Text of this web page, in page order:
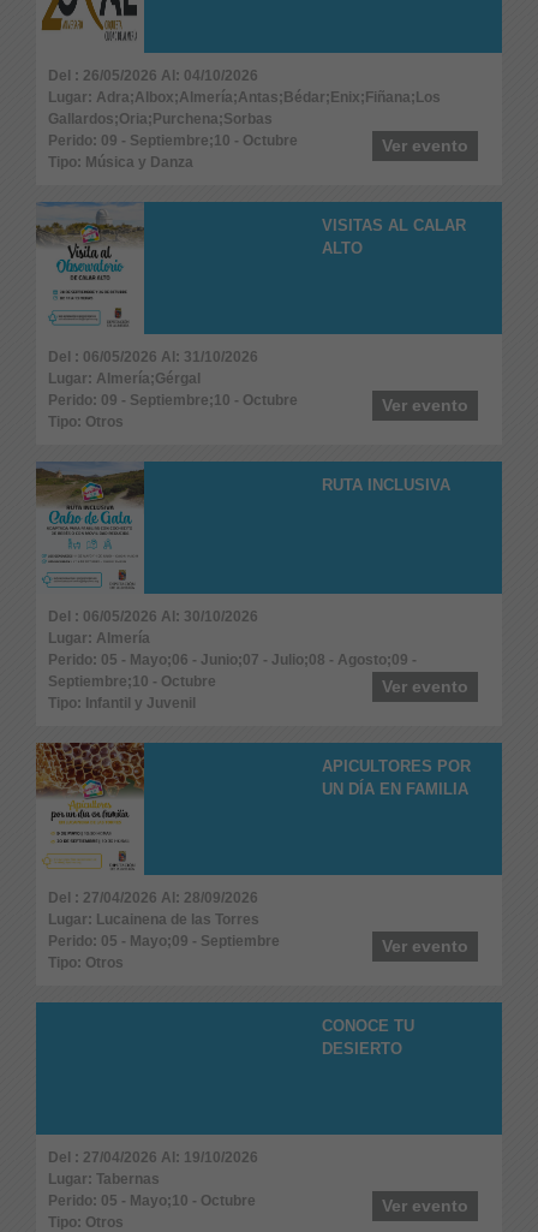
Del : 26/05/2026 Al: 04/10/2026
Lugar: Adra;Albox;Almería;Antas;Bédar;Enix;Fiñana;Los
Gallardos;Oria;Purchena;Sorbas
Perido: 09 - Septiembre;10 - Octubre
Tipo: Música y Danza
Ver evento
VISITAS AL CALAR
ALTO
Del : 06/05/2026 Al: 31/10/2026
Lugar: Almería;Gérgal
Perido: 09 - Septiembre;10 - Octubre
Tipo: Otros
Ver evento
RUTA INCLUSIVA
Del : 06/05/2026 Al: 30/10/2026
Lugar: Almería
Perido: 05 - Mayo;06 - Junio;07 - Julio;08 - Agosto;09 -
Septiembre;10 - Octubre
Tipo: Infantil y Juvenil
Ver evento
APICULTORES POR
UN DÍA EN FAMILIA
Del : 27/04/2026 Al: 28/09/2026
Lugar: Lucainena de las Torres
Perido: 05 - Mayo;09 - Septiembre
Tipo: Otros
Ver evento
CONOCE TU
DESIERTO
Del : 27/04/2026 Al: 19/10/2026
Lugar: Tabernas
Perido: 05 - Mayo;10 - Octubre
Tipo: Otros
Ver evento